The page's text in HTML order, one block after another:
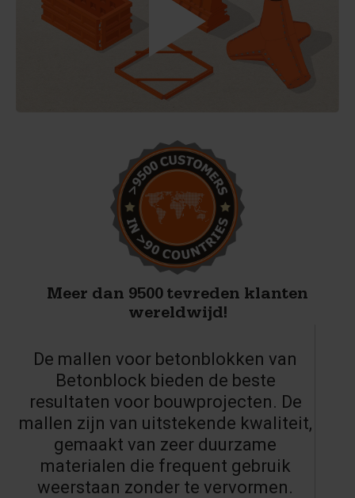
Meer dan 9500 tevreden klanten
wereldwijd!
De mallen voor betonblokken van
Betonblock bieden de beste
resultaten voor bouwprojecten. De
mallen zijn van uitstekende kwaliteit,
gemaakt van zeer duurzame
materialen die frequent gebruik
weerstaan zonder te vervormen.